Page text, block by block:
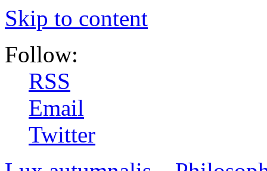
Skip to content
Follow:
RSS
Email
Twitter